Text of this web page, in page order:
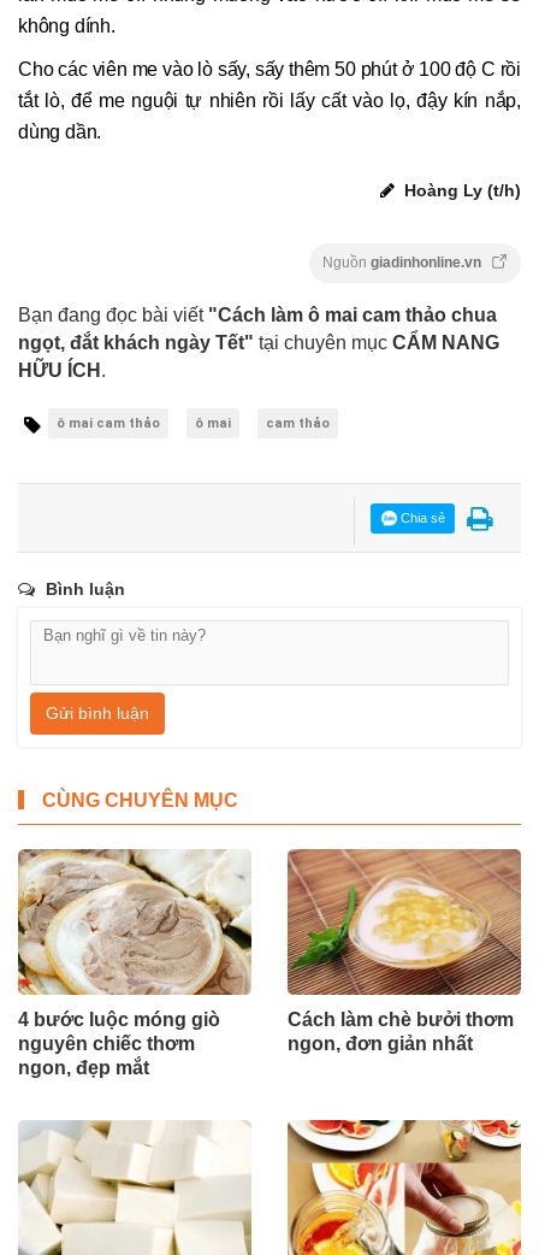
không dính.
Cho các viên me vào lò sấy, sấy thêm 50 phút ở 100 độ C rồi
tắt lò, để me nguội tự nhiên rồi lấy cất vào lọ, đậy kín nắp,
dùng dần.
Hoàng Ly (t/h)
Nguồn giadinhonline.vn
Bạn đang đọc bài viết "Cách làm ô mai cam thảo chua
ngọt, đắt khách ngày Tết" tại chuyên mục CẨM NANG
HỮU ÍCH .
ô mai cam thảo ô mai cam thảo
Chia sẻ
Bình luận
Gửi bình luận
CÙNG CHUYÊN MỤC
4 bước luộc móng giò
nguyên chiếc thơm
ngon, đẹp mắt
Cách làm chè bưởi thơm
ngon, đơn giản nhất